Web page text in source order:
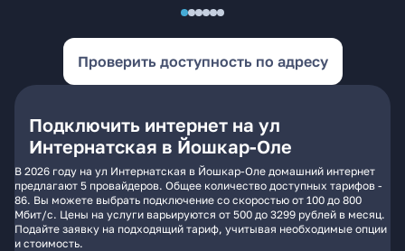
Проверить доступность по адресу
Подключить интернет на ул
Интернатская в Йошкар-Оле
В 2026 году на ул Интернатская в Йошкар-Оле домашний интернет
предлагают 5 провайдеров. Общее количество доступных тарифов -
86. Вы можете выбрать подключение со скоростью от 100 до 800
Мбит/с. Цены на услуги варьируются от 500 до 3299 рублей в месяц.
Подайте заявку на подходящий тариф, учитывая необходимые опции
и стоимость.